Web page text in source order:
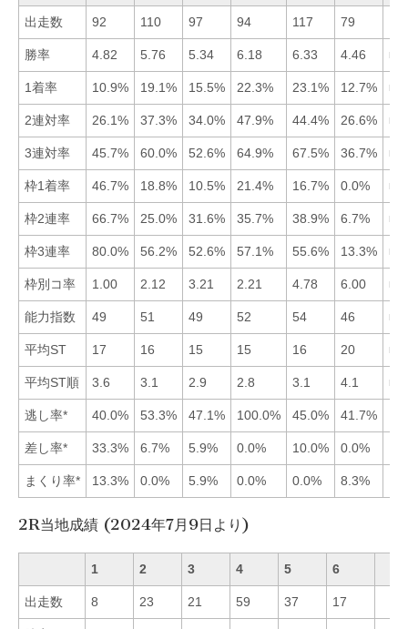
出走数 92 110 97 94 117 79
勝率 4.82 5.76 5.34 6.18 6.33 4.46
1着率 10.9% 19.1% 15.5% 22.3% 23.1% 12.7%
2連対率 26.1% 37.3% 34.0% 47.9% 44.4% 26.6%
3連対率 45.7% 60.0% 52.6% 64.9% 67.5% 36.7%
枠1着率 46.7% 18.8% 10.5% 21.4% 16.7% 0.0%
枠2連率 66.7% 25.0% 31.6% 35.7% 38.9% 6.7%
枠3連率 80.0% 56.2% 52.6% 57.1% 55.6% 13.3%
枠別コ率 1.00 2.12 3.21 2.21 4.78 6.00
能力指数 49 51 49 52 54 46
平均ST 17 16 15 15 16 20
平均ST順 3.6 3.1 2.9 2.8 3.1 4.1
逃し率* 40.0% 53.3% 47.1% 100.0% 45.0% 41.7%
差し率* 33.3% 6.7% 5.9% 0.0% 10.0% 0.0%
まくり率* 13.3% 0.0% 5.9% 0.0% 0.0% 8.3%
2R当地成績 (2024年7月9日より)
1 2 3 4 5 6
出走数 8 23 21 59 37 17